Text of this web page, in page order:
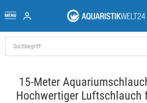
15-Meter
Hochwertiger Luftschlauch